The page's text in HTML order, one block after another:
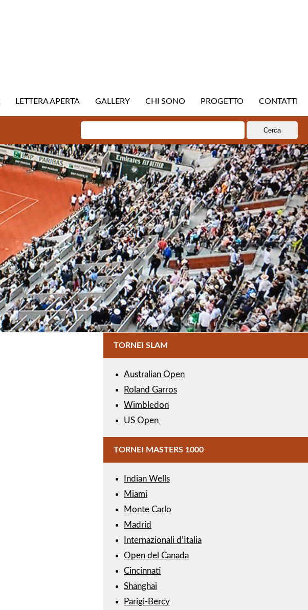
LETTERA APERTA GALLERY CHI SONO PROGETTO CONTATTI
per:
TORNEI SLAM
Australian Open
Roland Garros
Wimbledon
US Open
TORNEI MASTERS 1000
Indian Wells
Miami
Monte Carlo
Madrid
Internazionali d’Italia
Open del Canada
Cincinnati
Shanghai
Parigi-Bercy